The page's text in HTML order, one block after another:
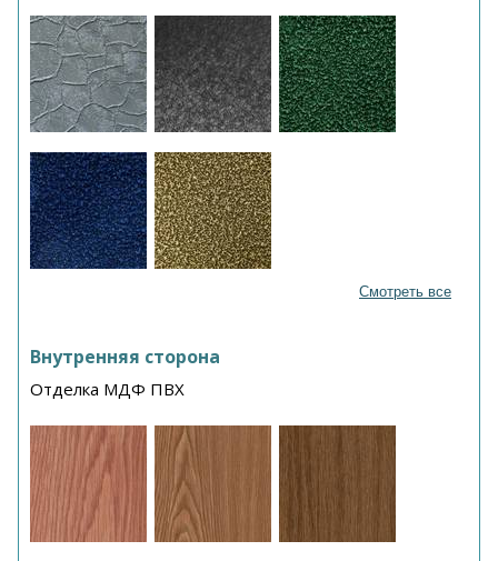
Смотреть все
Внутренняя сторона
Отделка МДФ ПВХ